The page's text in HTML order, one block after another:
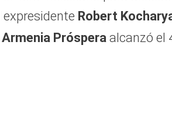
expresidente Robert
Armenia Próspera alcanzó el